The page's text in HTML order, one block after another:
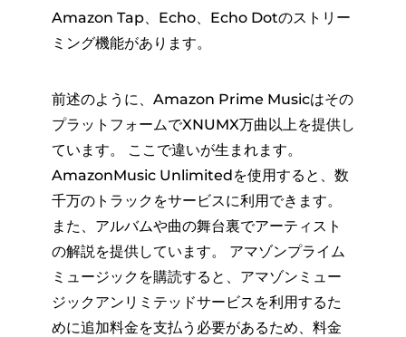
Amazon Tap、Echo、Echo Dotのストリー
ミング機能があります。
前述のように、Amazon Prime Musicはその
プラットフォームでXNUMX万曲以上を提供し
ています。 ここで違いが生まれます。
AmazonMusic Unlimitedを使用すると、数
千万のトラックをサービスに利用できます。
また、アルバムや曲の舞台裏でアーティスト
の解説を提供しています。 アマゾンプライム
ミュージックを購読すると、アマゾンミュー
ジックアンリミテッドサービスを利用するた
めに追加料金を支払う必要があるため、料金